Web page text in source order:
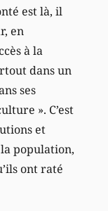
est là, il
en
à la
dans un
ses
». C’est
et
population,
ont raté